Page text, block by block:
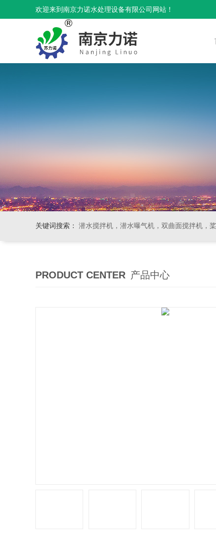
欢迎来到南京力诺水处理设备有限公司网站！
关键词搜索： 潜水搅拌机，潜水曝气机，双曲面搅拌机，桨/框
PRODUCT CENTER 产品中心